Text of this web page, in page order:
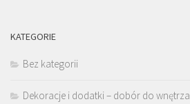
KATEGORIE
Bez kategorii
Dekoracje i dodatki – dobór do wnętrza